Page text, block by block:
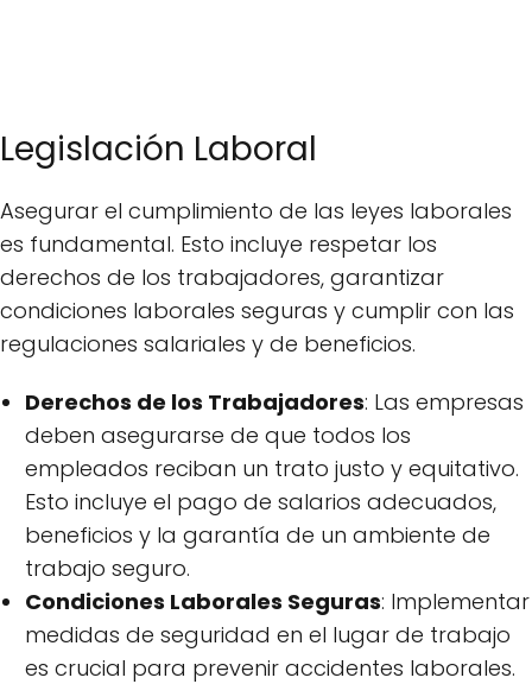
Legislación Laboral
Asegurar el cumplimiento de las leyes laborales
es fundamental. Esto incluye respetar los
derechos de los trabajadores, garantizar
condiciones laborales seguras y cumplir con las
regulaciones salariales y de beneficios.
Derechos de los Trabajadores: Las empresas
deben asegurarse de que todos los
empleados reciban un trato justo y equitativo.
Esto incluye el pago de salarios adecuados,
beneficios y la garantía de un ambiente de
trabajo seguro.
Condiciones Laborales Seguras: Implementar
medidas de seguridad en el lugar de trabajo
es crucial para prevenir accidentes laborales.